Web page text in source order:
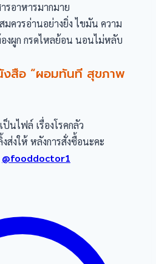
อาหารมากมาย
มควรอ่านอย่างยิ่ง ไขมัน ความ
งผูก กรดไหลย้อน นอนไม่หลับ
งสือ “ผอมทันที สุขภาพ
นไฟล์ เรื่องโรคกลัว
ส่งให้ หลังการสั่งซื้อนะคะ
@fooddoctor1